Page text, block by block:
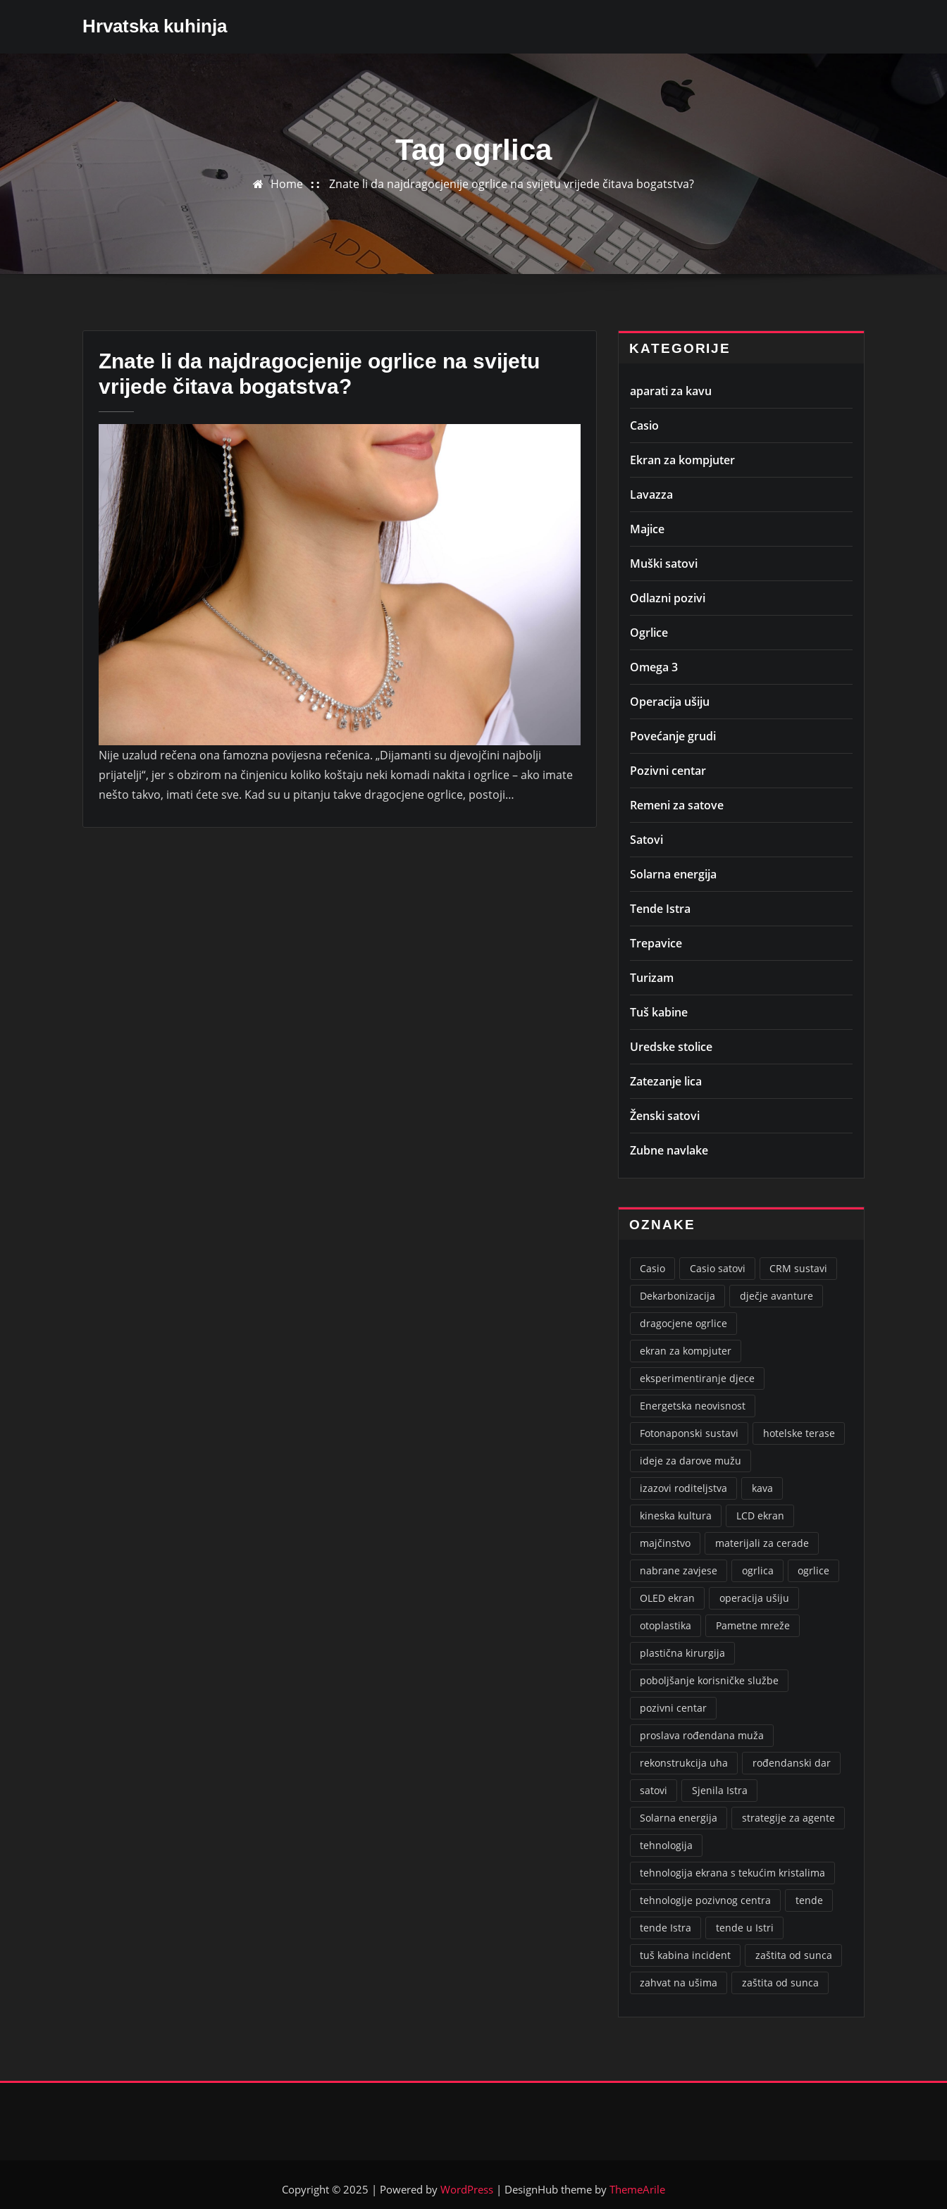
Hrvatska kuhinja
Tag ogrlica
Home Znate li da najdragocjenije ogrlice na svijetu vrijede čitava bogatstva?
Znate li da najdragocjenije ogrlice na svijetu
vrijede čitava bogatstva?
Nije uzalud rečena ona famozna povijesna rečenica. „Dijamanti su djevojčini najbolji
prijatelji“, jer s obzirom na činjenicu koliko koštaju neki komadi nakita i ogrlice – ako imate
nešto takvo, imati ćete sve. Kad su u pitanju takve dragocjene ogrlice, postoji…
KATEGORIJE
aparati za kavu
Casio
Ekran za kompjuter
Lavazza
Majice
Muški satovi
Odlazni pozivi
Ogrlice
Omega 3
Operacija ušiju
Povećanje grudi
Pozivni centar
Remeni za satove
Satovi
Solarna energija
Tende Istra
Trepavice
Turizam
Tuš kabine
Uredske stolice
Zatezanje lica
Ženski satovi
Zubne navlake
OZNAKE
Casio Casio satovi CRM sustavi
Dekarbonizacija dječje avanture
dragocjene ogrlice
ekran za kompjuter
eksperimentiranje djece
Energetska neovisnost
Fotonaponski sustavi hotelske terase
ideje za darove mužu
izazovi roditeljstva kava
kineska kultura LCD ekran
majčinstvo materijali za cerade
nabrane zavjese ogrlica ogrlice
OLED ekran operacija ušiju
otoplastika Pametne mreže
plastična kirurgija
poboljšanje korisničke službe
pozivni centar
proslava rođendana muža
rekonstrukcija uha rođendanski dar
satovi Sjenila Istra
Solarna energija strategije za agente
tehnologija
tehnologija ekrana s tekućim kristalima
tehnologije pozivnog centra tende
tende Istra tende u Istri
tuš kabina incident zaštita od sunca
zahvat na ušima zaštita od sunca
Copyright © 2025 | Powered by WordPress | DesignHub theme by ThemeArile